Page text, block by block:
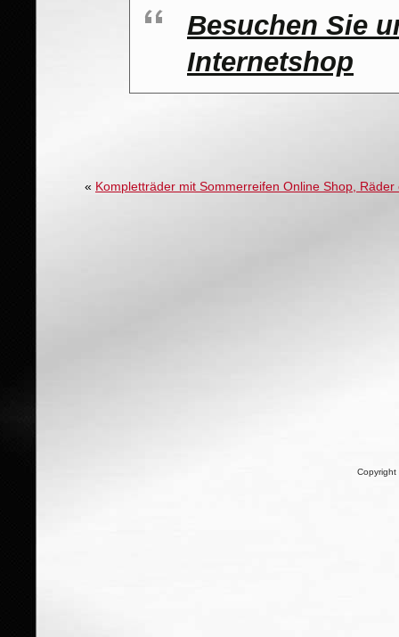
Besuchen Sie
Internetshop
« Kompletträder mit Sommerreifen Online Shop,
Copyright